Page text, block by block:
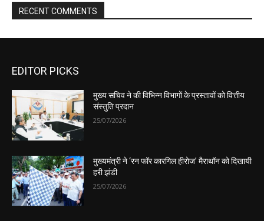
EDITOR PICKS
मुख्य सचिव ने की विभिन्न विभागों के प्रस्तावों को वित्तीय
संस्तुति प्रदान
25/07/2026
मुख्यमंत्री ने ‘रन फॉर कारगिल हीरोज’ मैराथॉन को दिखायी
हरी झंडी
25/07/2026